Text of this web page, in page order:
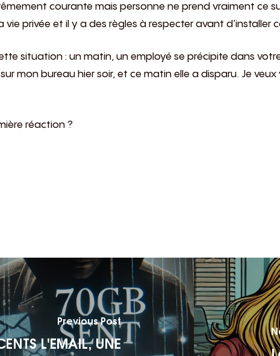
courante mais personne ne prend vraiment ce
vie privée et il y a des règles à respecter avant d’installer
situation : un matin, un employé se précipite dans
mon bureau hier soir, et ce matin elle a disparu. Je
réaction ?
Previous Post
L'EMAIL, UNE